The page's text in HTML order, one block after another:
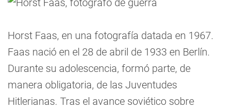
Horst Faas, en una fotografía datada en 1967.
Faas nació en el 28 de abril de 1933 en Berlín.
Durante su adolescencia, formó parte, de
manera obligatoria, de las Juventudes
Hitlerianas. Tras el avance soviético sobre